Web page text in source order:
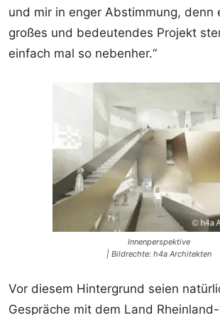
und mir in enger Abstimmung, denn
großes und bedeutendes Projekt
einfach mal so nebenher.“
Innenperspektive
| Bildrechte: h4a Architekten
Vor diesem Hintergrund seien
Gespräche mit dem Land